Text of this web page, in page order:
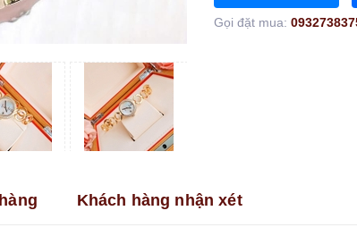
Gọi đặt mua:
Khách hàng nhận xét